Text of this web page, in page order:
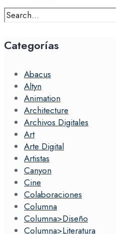
Search
for:
Categorías
Abacus
Altyn
Animation
Architecture
Archivos Digitales
Art
Arte Digital
Artistas
Canyon
Cine
Colaboraciones
Columna
Columna>Diseño
Columna>Literatura